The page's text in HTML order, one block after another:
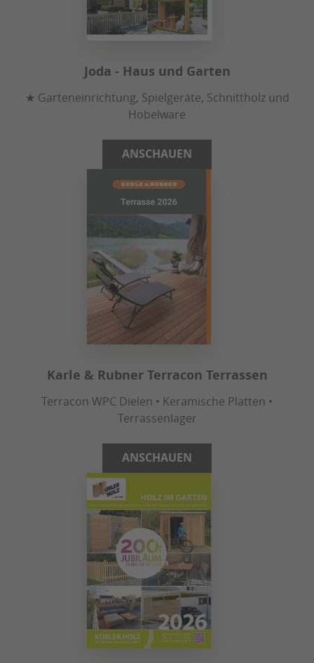
Joda - Haus und Garten
★ Garteneinrichtung, Spielgeräte, Schnittholz und
Hobelware
ANSCHAUEN
Karle & Rubner Terracon Terrassen
Terracon WPC Dielen • Keramische Platten •
Terrassenlager
ANSCHAUEN